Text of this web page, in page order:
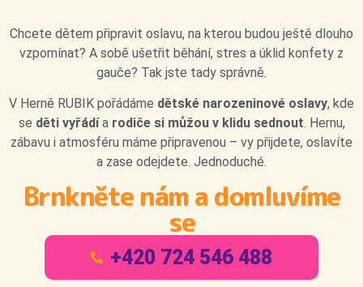
Chcete dětem připravit oslavu, na kterou budou ještě dlouho
vzpomínat? A sobě ušetřit běhání, stres a úklid konfety z
gauče? Tak jste tady správně.
V Herně RUBIK pořádáme dětské narozeninové oslavy, kde
se děti vyřádía rodiče si můžou v klidu sednout. Hernu,
zábavu i atmosféru máme připravenou – vy přijdete, oslavíte
a zase odejdete. Jednoduché.
Brnkněte nám a domluvíme
se
+420 724 546 488